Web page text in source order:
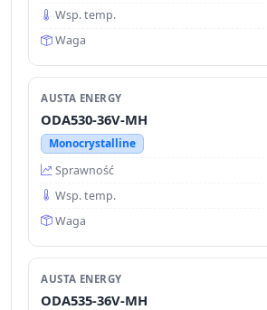
Wsp. temp.
Waga
AUSTA ENERGY
ODA530-36V-MH
Monocrystalline
Sprawność
Wsp. temp.
Waga
AUSTA ENERGY
ODA535-36V-MH